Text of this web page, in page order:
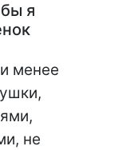
я
менее
не